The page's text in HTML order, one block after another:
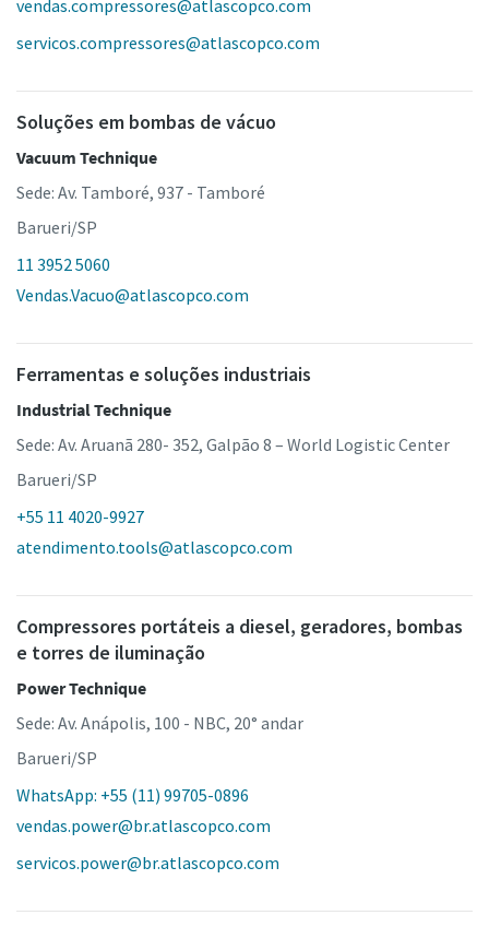
vendas.compressores@atlascopco.com
servicos.compressores@atlascopco.com
Soluções em bombas de vácuo
Vacuum Technique
Sede: Av. Tamboré, 937 - Tamboré
Barueri/SP
11 3952 5060
Vendas.Vacuo@atlascopco.com
Ferramentas e soluções industriais
Industrial Technique
Sede: Av. Aruanã 280- 352, Galpão 8 – World Logistic Center
Barueri/SP
+55 11 4020-9927
atendimento.tools@atlascopco.com
Compressores portáteis a diesel, geradores, bombas
e torres de iluminação
Power Technique
Sede: Av. Anápolis, 100 - NBC, 20° andar
Barueri/SP
WhatsApp: +55 (11) 99705-0896
vendas.power@br.atlascopco.com
servicos.power@br.atlascopco.com